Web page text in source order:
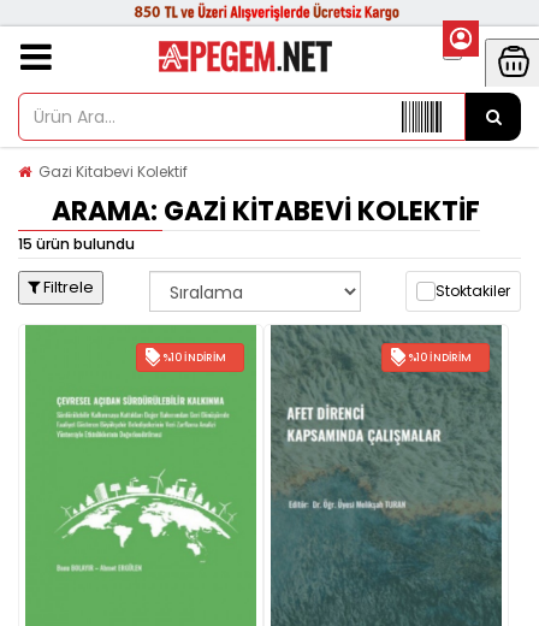
Gazi Kitabevi Kolektif
ARAMA: GAZI KITABEVI KOLEKTIF
15 ürün bulundu
Filtrele Stoktakiler
%10 İNDIRIM %10 İNDIRIM